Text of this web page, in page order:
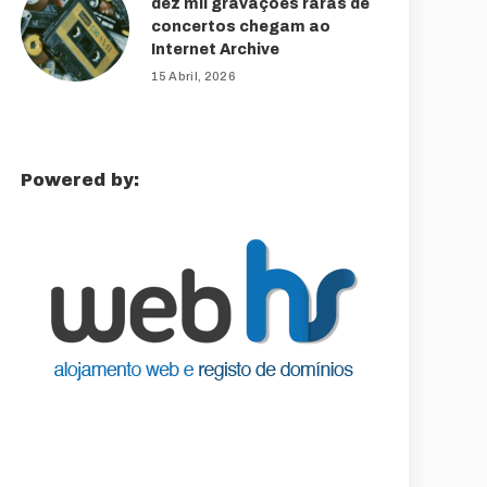
dez mil gravações raras de
concertos chegam ao
Internet Archive
15 Abril, 2026
Powered by: